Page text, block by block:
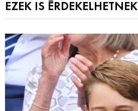
EZEK IS ÉRDEKELHETNEK